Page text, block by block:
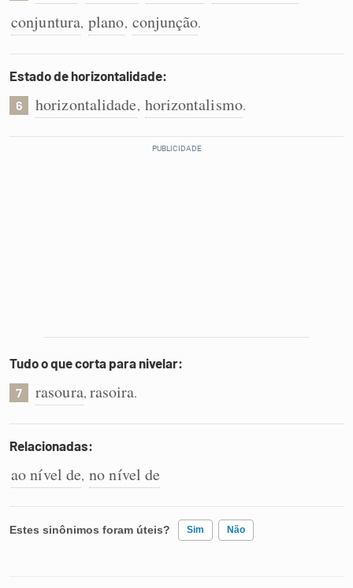
conjuntura, plano, conjunção.
Estado de horizontalidade:
6 horizontalidade, horizontalismo.
Tudo o que corta para nivelar:
7 rasoura, rasoira.
Relacionadas:
ao nível de, no nível de
Estes sinônimos foram úteis? Sim Não